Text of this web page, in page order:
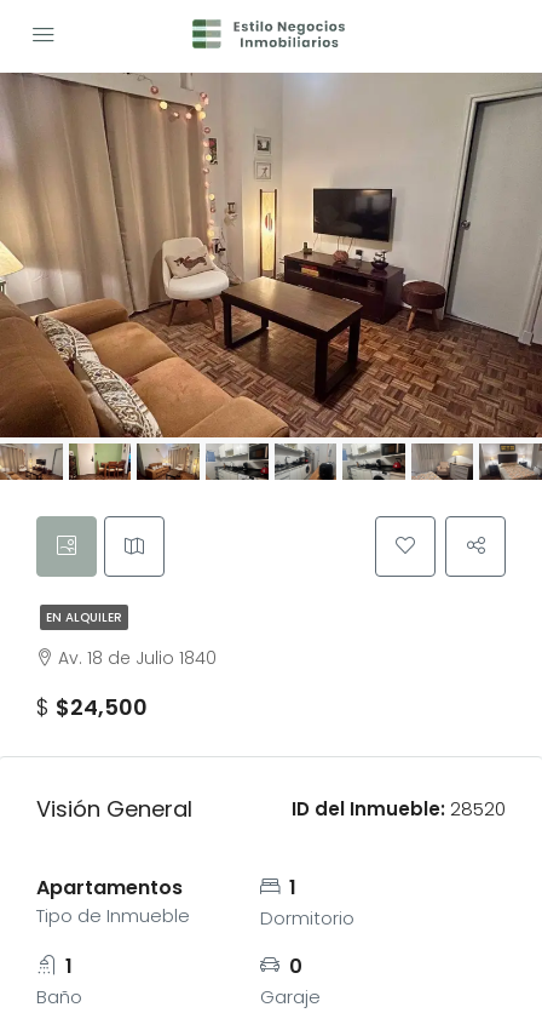
EN ALQUILER
Av. 18 de Julio 1840
$ $24,500
Visión General ID del Inmueble: 28520
Apartamentos
Tipo de Inmueble
1
Dormitorio
1
Baño
0
Garaje